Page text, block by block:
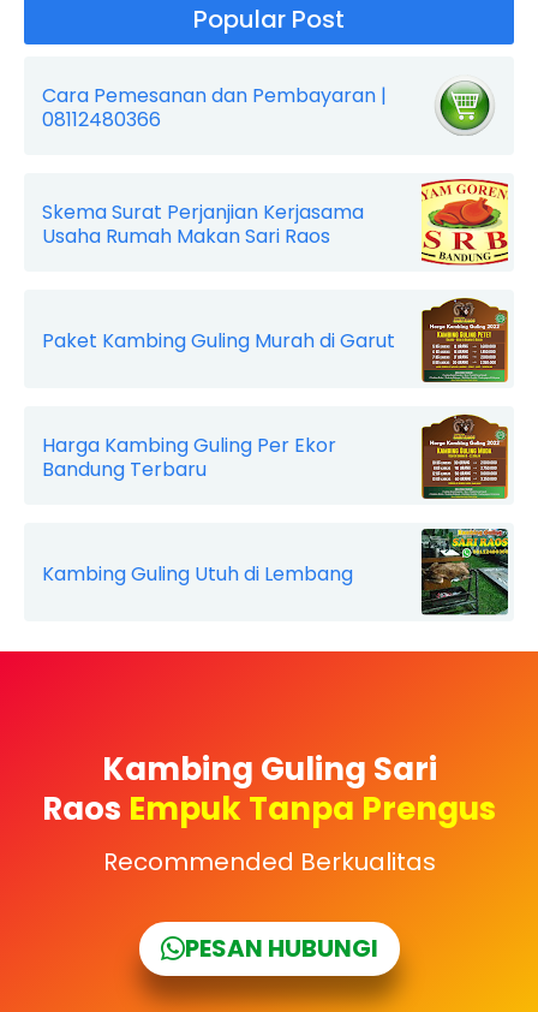
Popular Post
Cara Pemesanan dan Pembayaran |
08112480366
Skema Surat Perjanjian Kerjasama
Usaha Rumah Makan Sari Raos
Paket Kambing Guling Murah di Garut
Harga Kambing Guling Per Ekor
Bandung Terbaru
Kambing Guling Utuh di Lembang
Kambing Guling Sari
Raos Empuk Tanpa Prengus
Recommended Berkualitas
PESAN HUBUNGI